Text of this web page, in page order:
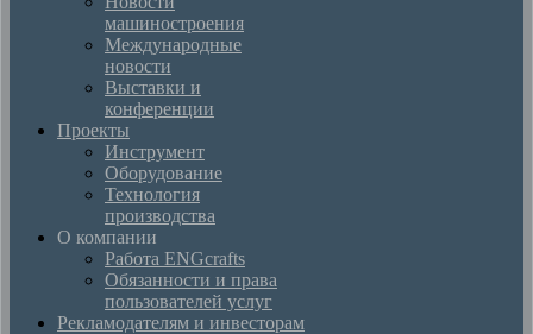
машиностроения
Международные
новости
Выставки и
конференции
Проекты
Инструмент
Оборудование
Технология
производства
О компании
Работа ENGcrafts
Обязанности и права
пользователей услуг
Рекламодателям и инвесторам